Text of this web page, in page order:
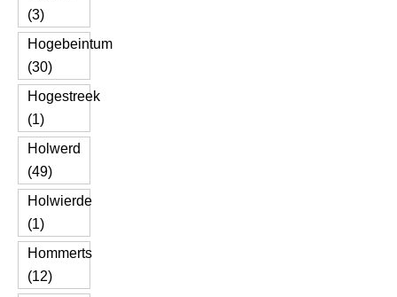
(3)
Hogebeintum
(30)
Hogestreek
(1)
Holwerd
(49)
Holwierde
(1)
Hommerts
(12)